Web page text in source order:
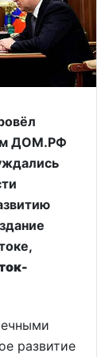
ДОМ.РФ
развитие